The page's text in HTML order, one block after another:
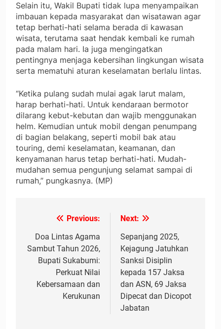
Selain itu, Wakil Bupati tidak lupa menyampaikan
imbauan kepada masyarakat dan wisatawan agar
tetap berhati-hati selama berada di kawasan
wisata, terutama saat hendak kembali ke rumah
pada malam hari. Ia juga mengingatkan
pentingnya menjaga kebersihan lingkungan wisata
serta mematuhi aturan keselamatan berlalu lintas.
“Ketika pulang sudah mulai agak larut malam,
harap berhati-hati. Untuk kendaraan bermotor
dilarang kebut-kebutan dan wajib menggunakan
helm. Kemudian untuk mobil dengan penumpang
di bagian belakang, seperti mobil bak atau
touring, demi keselamatan, keamanan, dan
kenyamanan harus tetap berhati-hati. Mudah-
mudahan semua pengunjung selamat sampai di
rumah,” pungkasnya. (MP)
Navigasi
pos
Previous:
Doa Lintas Agama
Sambut Tahun 2026,
Bupati Sukabumi:
Perkuat Nilai
Kebersamaan dan
Kerukunan
Next:
Sepanjang 2025,
Kejagung Jatuhkan
Sanksi Disiplin
kepada 157 Jaksa
dan ASN, 69 Jaksa
Dipecat dan Dicopot
Jabatan